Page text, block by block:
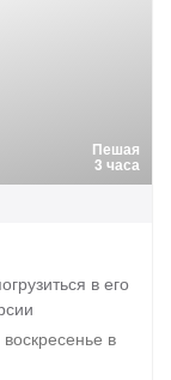
Пешая
3 часа
в его
в